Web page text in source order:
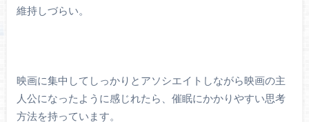
維持しづらい。
映画に集中してしっかりとアソシエイトしながら映画の主
人公になったように感じれたら、催眠にかかりやすい思考
方法を持っています。